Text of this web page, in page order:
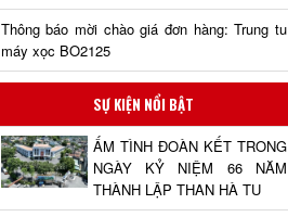
Thông báo mời chào giá đơn hàng: Trung tu
máy xọc BO2125
SỰ KIỆN NỔI BẬT
ẤM TÌNH ĐOÀN KẾT TRONG
NGÀY KỶ NIỆM 66 NĂM
THÀNH LẬP THAN HÀ TU